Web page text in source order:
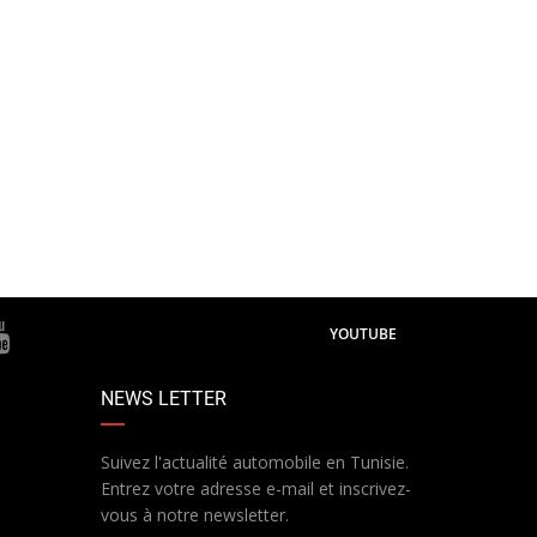
YOUTUBE
NEWS LETTER
Suivez l'actualité automobile en Tunisie.
Entrez votre adresse e-mail et inscrivez-
vous à notre newsletter.